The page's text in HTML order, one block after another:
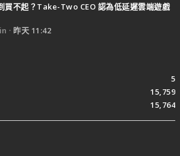
買不起？Take-Two CEO 認為低延遲雲端遊戲
昨天 11:42
5
15,759
15,764